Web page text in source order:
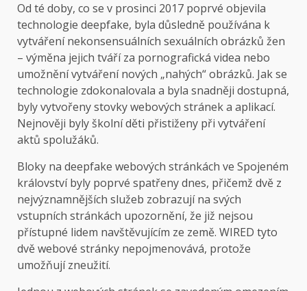
Od té doby, co se v prosinci 2017 poprvé objevila
technologie deepfake, byla důsledně používána k
vytváření nekonsensuálních sexuálních obrázků žen
– výměna jejich tváří za pornografická videa nebo
umožnění vytváření nových „nahých“ obrázků. Jak se
technologie zdokonalovala a byla snadněji dostupná,
byly vytvořeny stovky webových stránek a aplikací.
Nejnověji byly školní děti přistiženy při vytváření
aktů spolužáků.
Bloky na deepfake webových stránkách ve Spojeném
království byly poprvé spatřeny dnes, přičemž dvě z
nejvýznamnějších služeb zobrazují na svých
vstupních stránkách upozornění, že již nejsou
přístupné lidem navštěvujícím ze země. WIRED tyto
dvě webové stránky nepojmenovává, protože
umožňují zneužití.